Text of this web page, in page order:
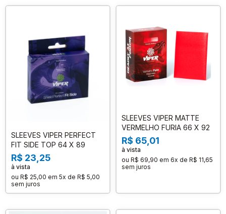
SLEEVES VIPER PERFECT
FIT SIDE TOP 64 X 89
R$ 23,25
à vista
ou R$ 25,00 em 5x de R$ 5,00
sem juros
SLEEVES VIPER MATTE
VERMELHO FURIA 66 X 92
R$ 65,01
à vista
ou R$ 69,90 em 6x de R$ 11,65
sem juros